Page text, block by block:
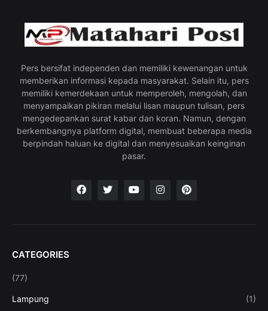
Pers bersifat independen dan memiliki kewenangan untuk
memberikan informasi kepada masyarakat. Selain itu, pers
memiliki kemerdekaan untuk memperoleh, mengolah, dan
menyampaikan pikiran melalui lisan maupun tulisan, pers
mengedepankan surat kabar dan koran. Namun, dengan
berkembangnya platform digital, membuat beberapa media
berpindah haluan ke digital dan menyesuaikan keinginan
pasar.
CATEGORIES
(77)
Lampung (1)